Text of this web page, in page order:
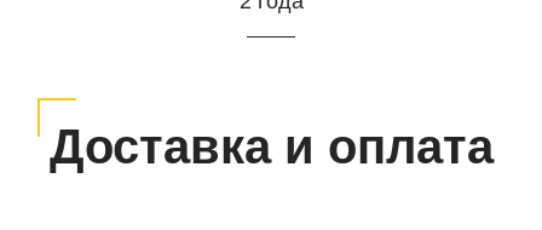
Доставка и оплата